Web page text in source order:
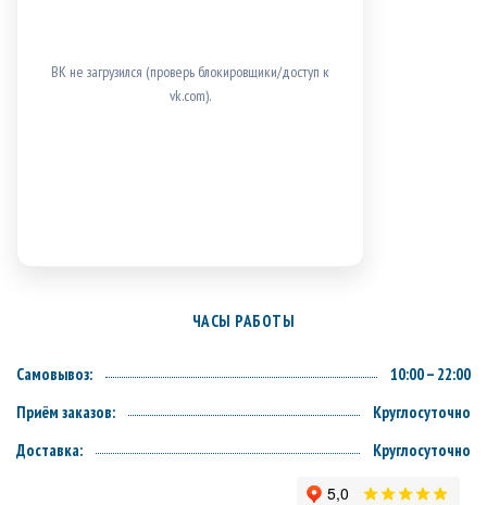
ВК не загрузился (проверь блокировщики/доступ к
vk.com).
ЧАСЫ РАБОТЫ
Самовывоз:
10:00 – 22:00
Приём заказов:
Круглосуточно
Доставка:
Круглосуточно